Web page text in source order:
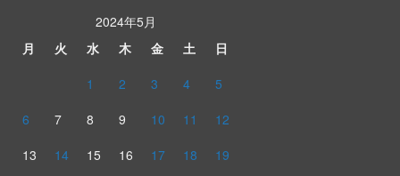
2024年5月
月
火 水 木 金 土
日
1
2 3 4
5
6
7 8 9 10 11
12
13
14 15 16 17 18
19